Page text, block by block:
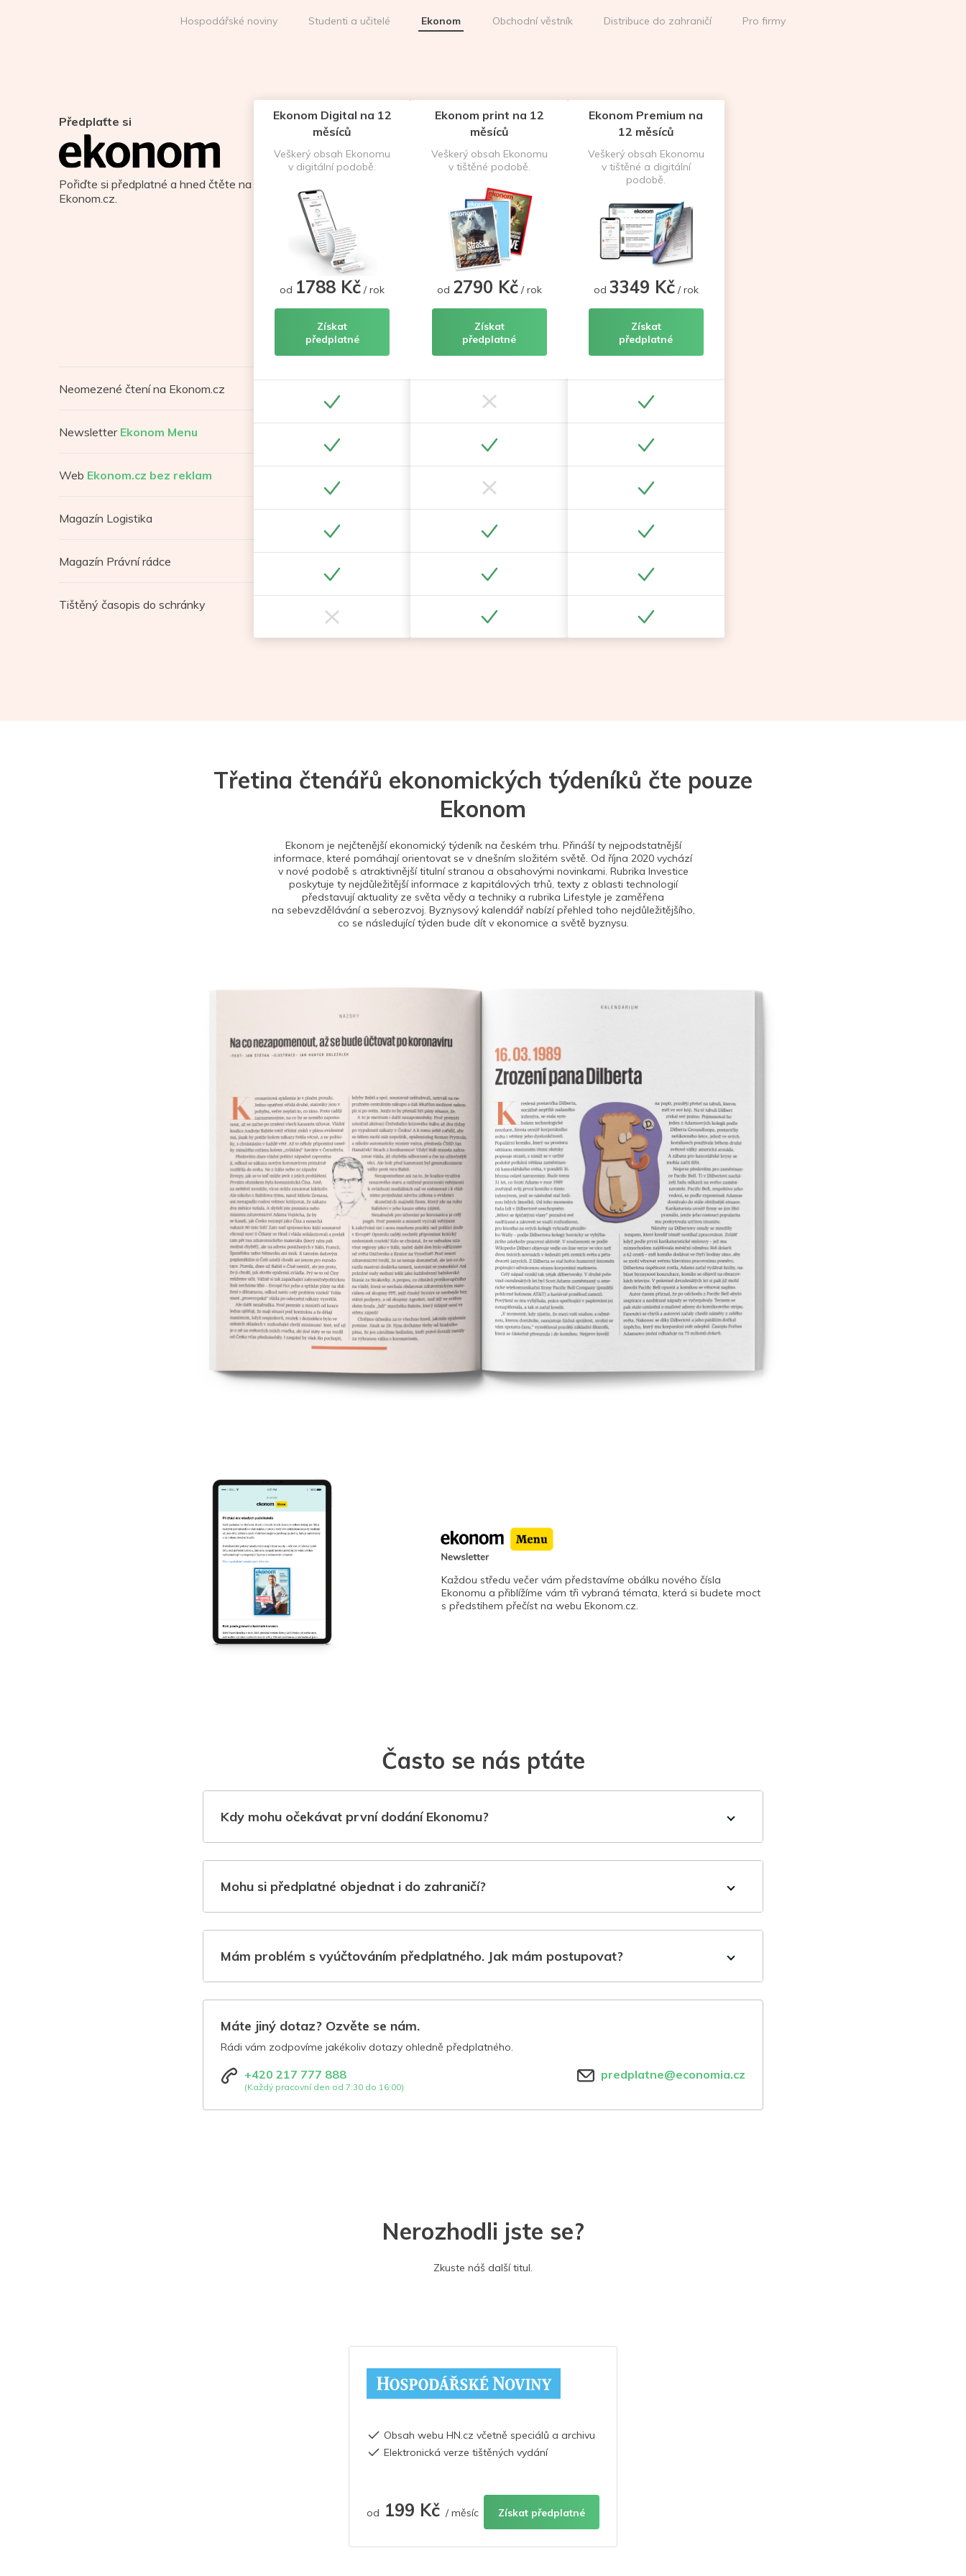
Hospodářské noviny Studenti a učitelé Ekonom Obchodní věstník Distribuce do zahraničí Pro firmy
Předplaťte si
Pořiďte si předplatné a hned čtěte na
Ekonom.cz.
Neomezené čtení na Ekonom.cz
Newsletter Ekonom Menu
Web Ekonom.cz bez reklam
Magazín Logistika
Magazín Právní rádce
Tištěný časopis do schránky
Ekonom Digital na 12
měsíců
Veškerý obsah Ekonomu
v digitální podobě.
od 1788 Kč / rok
Získat
předplatné
Ekonom print na 12
měsíců
Veškerý obsah Ekonomu
v tištěné podobě.
od 2790 Kč/ rok
Získat
předplatné
Ekonom Premium na
12 měsíců
Veškerý obsah Ekonomu
v tištěné a digitální
podobě.
od 3349 Kč/ rok
Získat
předplatné
Třetina čtenářů ekonomických týdeníků čte pouze
Ekonom
Ekonom je nejčtenější ekonomický týdeník na českém trhu. Přináší ty nejpodstatnější
informace, které pomáhají orientovat se v dnešním složitém světě. Od října 2020 vychází
v nové podobě s atraktivnější titulní stranou a obsahovými novinkami. Rubrika Investice
poskytuje ty nejdůležitější informace z kapitálových trhů, texty z oblasti technologií
představují aktuality ze světa vědy a techniky a rubrika Lifestyle je zaměřena
na sebevzdělávání a seberozvoj. Byznysový kalendář nabízí přehled toho nejdůležitějšího,
co se následující týden bude dít v ekonomice a světě byznysu.
Každou středu večer vám představíme obálku nového čísla
Ekonomu a přiblížíme vám tři vybraná témata, která si budete moct
s předstihem přečíst na webu Ekonom.cz.
Často se nás ptáte
Kdy mohu očekávat první dodání Ekonomu?
Mohu si předplatné objednat i do zahraničí?
Mám problém s vyúčtováním předplatného. Jak mám postupovat?
Máte jiný dotaz? Ozvěte se nám.
Rádi vám zodpovíme jakékoliv dotazy ohledně předplatného.
+420 217 777 888
(Každý pracovní den od 7:30 do 16:00)
predplatne@economia.cz
Nerozhodli jste se?
Zkuste náš další titul.
Obsah webu HN.cz včetně speciálů a archivu
Elektronická verze tištěných vydání
od 199 Kč / měsíc Získat předplatné